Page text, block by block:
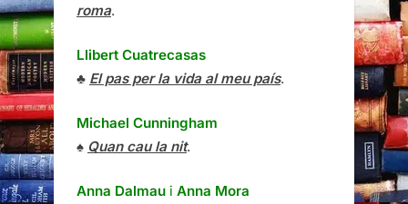
roma.
Llibert Cuatrecasas
♣ El pas per la vida al meu país.
Michael Cunningham
♠ Quan cau la nit.
Anna Dalmau i Anna Mora